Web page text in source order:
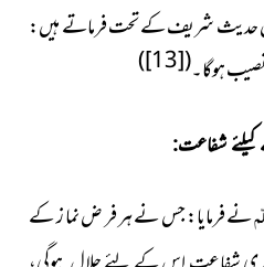
شریف کے تحت فرماتے ہیں:
ہوگا۔(
[13]
)
کیلئے شفاعت:
نے فرمایا: جس نے ہر فر ض نما ز کے
حلال ہوگی،